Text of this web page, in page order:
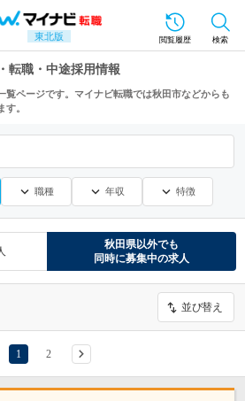
東北版 閲覧履歴 検索
転職・中途採用情報
覧ページです。マイナビ転職では秋田市などからも
。
職種 年収 特徴
秋田県以外でも
同時に募集中の求人
並び替え
1 2